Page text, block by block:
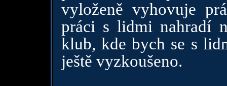
vyloženě vyhovuje
práci s lidmi nahradí
klub, kde bych se s
ještě vyzkoušeno.